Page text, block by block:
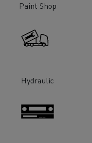
Paint Shop
Hydraulic